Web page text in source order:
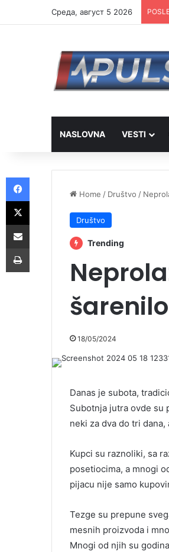
Cреда, август 5 2026
NASLOVNA VESTI
Home / Društvo /
Društvo
Trending
18/05/2024
Danas je subota,
Subotnja jutra ovde su
neki za dva do tri
Kupci su raznoliki, sa
posetiocima, a mnogi
pijacu nije samo
Tezge su prepune
mesnih proizvoda i
Mnogi od njih su
Facebook
X
Share via Email